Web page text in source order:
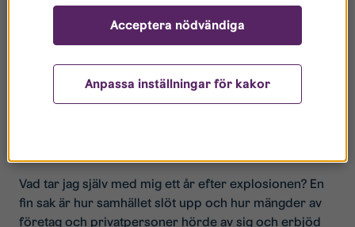
det bra. Även vårt bemötande och vår kommunikation
rådande omständigheter. Förtroendet för
Stångåstaden har också ökat rejält genom
Vad tar jag själv med mig ett år efter explosionen? En
fin sak är hur samhället slöt upp och hur mängder av
företag och privatpersoner hörde av sig och erbjöd
Anpassa inställningar för kakor
Acceptera nödvändiga